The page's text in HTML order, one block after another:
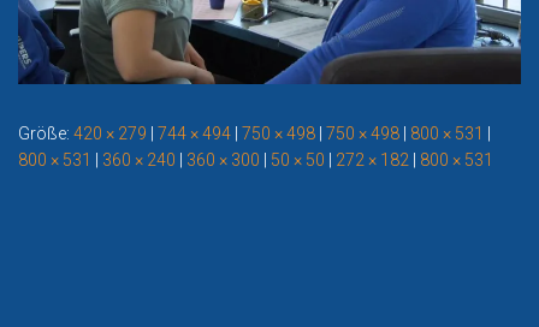
Größe: 420 × 279 | 744 × 494 | 750 × 498 | 750 × 498 | 800 × 531 |
800 × 531 | 360 × 240 | 360 × 300 | 50 × 50 | 272 × 182 | 800 × 531